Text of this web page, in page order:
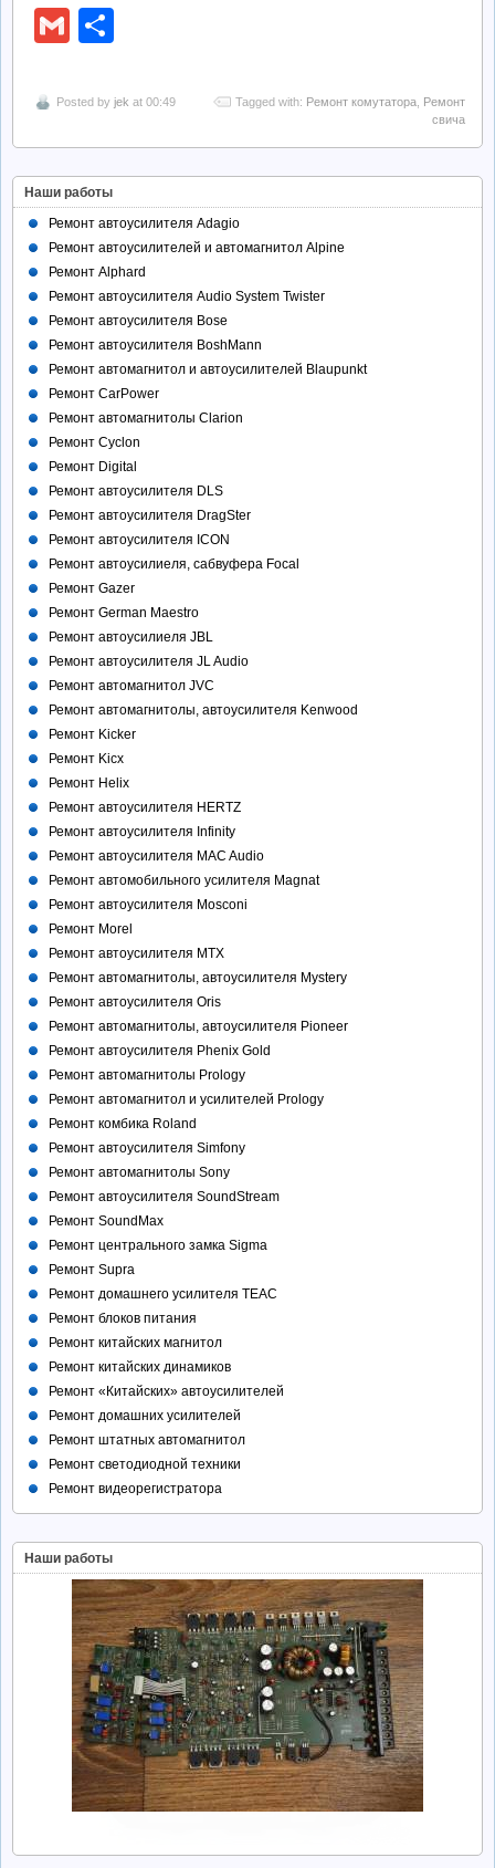
Gmail
Posted by jek at 00:49 Tagged with: Ремонт комутатора Ремонт
свича
Наши работы
Ремонт автоусилителя Adagio
Ремонт автоусилителей и автомагнитол Alpine
Ремонт Alphard
Ремонт автоусилителя Audio System Twister
Ремонт автоусилителя Bose
Ремонт автоусилителя BoshMann
Ремонт автомагнитол и автоусилителей Blaupunkt
Ремонт CarPower
Ремонт автомагнитолы Clarion
Ремонт Cyclon
Ремонт Digital
Ремонт автоусилителя DLS
Ремонт автоусилителя DragSter
Ремонт автоусилителя ICON
Ремонт автоусилиеля, сабвуфера Focal
Ремонт Gazer
Ремонт German Maestro
Ремонт автоусилиеля JBL
Ремонт автоусилителя JL Audio
Ремонт автомагнитол JVC
Ремонт автомагнитолы, автоусилителя Kenwood
Ремонт Kicker
Ремонт Kicx
Ремонт Helix
Ремонт автоусилителя HERTZ
Ремонт автоусилителя Infinity
Ремонт автоусилителя MAC Audio
Ремонт автомобильного усилителя Magnat
Ремонт автоусилителя Mosconi
Ремонт Morel
Ремонт автоусилителя MTX
Ремонт автомагнитолы, автоусилителя Mystery
Ремонт автоусилителя Oris
Ремонт автомагнитолы, автоусилителя Pioneer
Ремонт автоусилителя Phenix Gold
Ремонт автомагнитолы Prology
Ремонт автомагнитол и усилителей Prology
Ремонт комбика Roland
Ремонт автоусилителя Simfony
Ремонт автомагнитолы Sony
Ремонт автоусилителя SoundStream
Ремонт SoundMax
Ремонт центрального замка Sigma
Ремонт Supra
Ремонт домашнего усилителя TEAC
Ремонт блоков питания
Ремонт китайских магнитол
Ремонт китайских динамиков
Ремонт «Китайских» автоусилителей
Ремонт домашних усилителей
Ремонт штатных автомагнитол
Ремонт светодиодной техники
Ремонт видеорегистратора
Наши работы